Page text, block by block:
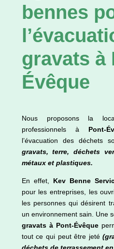
bennes
gravats à
Évêque
Nous proposons la
professionnels à Pont-
l’évacuation des déchets
gravats, terre, déchets
métaux et plastiques.
En effet, Kev Benne
pour les entreprises, les
les personnes qui désirent
un environnement sain. Une
gravats à Pont-Évêque
tout ce qui peut être jeté
déchets de terrassement